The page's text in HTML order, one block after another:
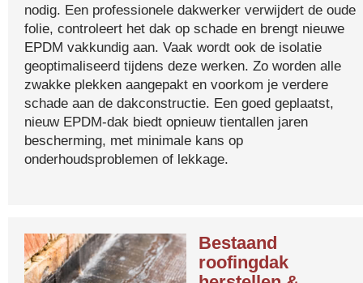
nodig. Een professionele dakwerker verwijdert de oude
folie, controleert het dak op schade en brengt nieuwe
EPDM vakkundig aan. Vaak wordt ook de isolatie
geoptimaliseerd tijdens deze werken. Zo worden alle
zwakke plekken aangepakt en voorkom je verdere
schade aan de dakconstructie. Een goed geplaatst,
nieuw EPDM-dak biedt opnieuw tientallen jaren
bescherming, met minimale kans op
onderhoudsproblemen of lekkage.
Bestaand
roofingdak